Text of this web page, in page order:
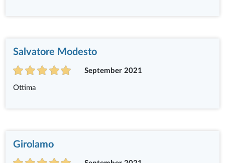
Salvatore Modesto
September 2021
Ottima
Girolamo